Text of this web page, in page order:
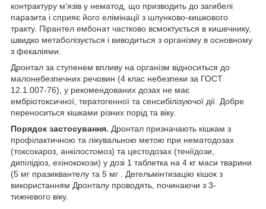
контрактуру м'язів у нематод, що призводить до загибелі
паразита і сприяє його елімінації з шлунково-кишкового
тракту. Пірантел ембонат частково всмоктується в кишечнику,
швидко метаболізується і виводиться з організму в основному
з фекаліями.
Дронтал за ступенем впливу на організм відноситься до
малонебезпечних речовин (4 клас небезпеки за ГОСТ
12.1.007-76), у рекомендованих дозах не має
ембріотоксичної, тератогенної та сенсибілізуючої дії. Добре
переноситься кішками різних порід та віку.
Порядок застосування. Дронтал призначають кішкам з
профілактичною та лікувальною метою при нематодозах
(токсокароз, анкілостомоз) та цестодозах (теніїдози,
дипілідіоз, ехінококози) у дозі 1 таблетка на 4 кг маси тварини
(5 мг празиквантелу та 5 мг . Дегельмінтизацію кішок з
використанням Дронталу проводять, починаючи з 3-
тижневого віку.